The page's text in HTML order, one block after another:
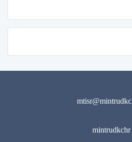
mintrudkchr